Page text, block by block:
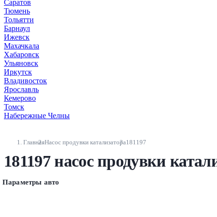
Саратов
Тюмень
Тольятти
Барнаул
Ижевск
Махачкала
Хабаровск
Ульяновск
Иркутск
Владивосток
Ярославль
Кемерово
Томск
Набережные Челны
ГлавнаяНасос продувки катализатора181197
181197 насос продувки
Параметры авто